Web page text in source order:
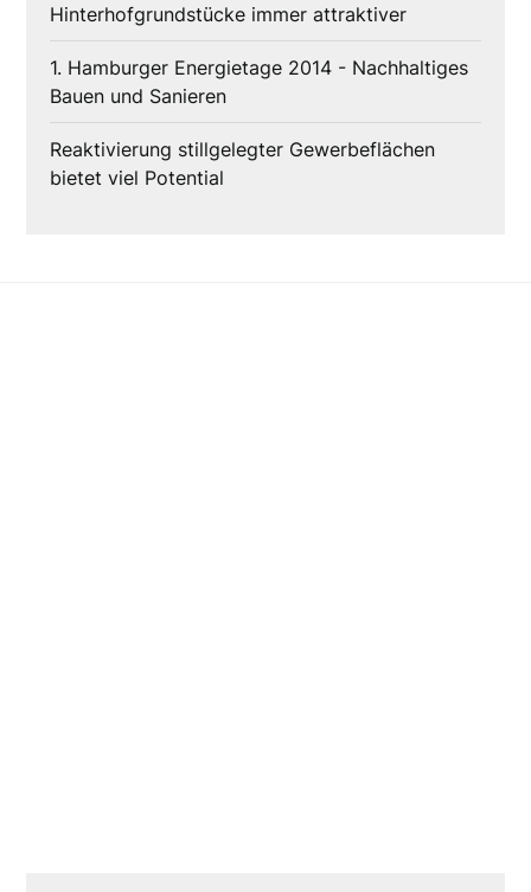
Hinterhofgrundstücke immer attraktiver
1. Hamburger Energietage 2014 - Nachhaltiges
Bauen und Sanieren
Reaktivierung stillgelegter Gewerbeflächen
bietet viel Potential